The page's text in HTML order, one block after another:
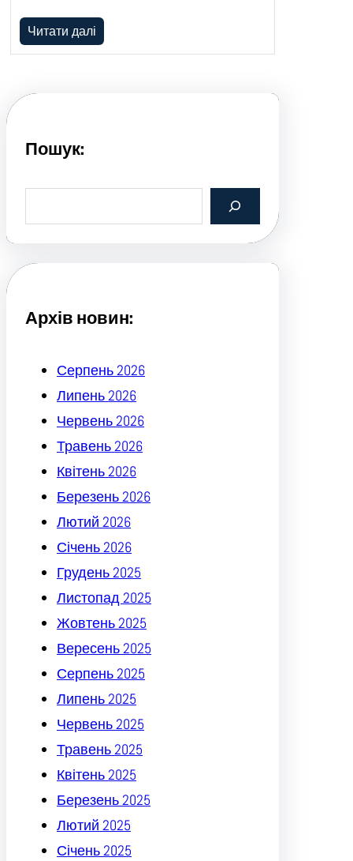
Читати далі
Пошук:
a
c
Архів новин:
Серпень 2026
Липень 2026
Червень 2026
Травень 2026
Квітень 2026
Березень 2026
Лютий 2026
Січень 2026
Грудень 2025
Листопад 2025
Жовтень 2025
Вересень 2025
Серпень 2025
Липень 2025
Червень 2025
Травень 2025
Квітень 2025
Березень 2025
Лютий 2025
Січень 2025